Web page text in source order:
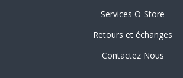
Services O-Store
Retours et échanges
Contactez Nous